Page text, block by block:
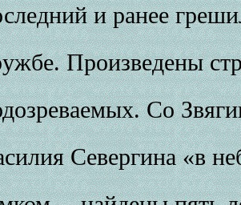
и ранее
Произведены
Со
Севергина «в